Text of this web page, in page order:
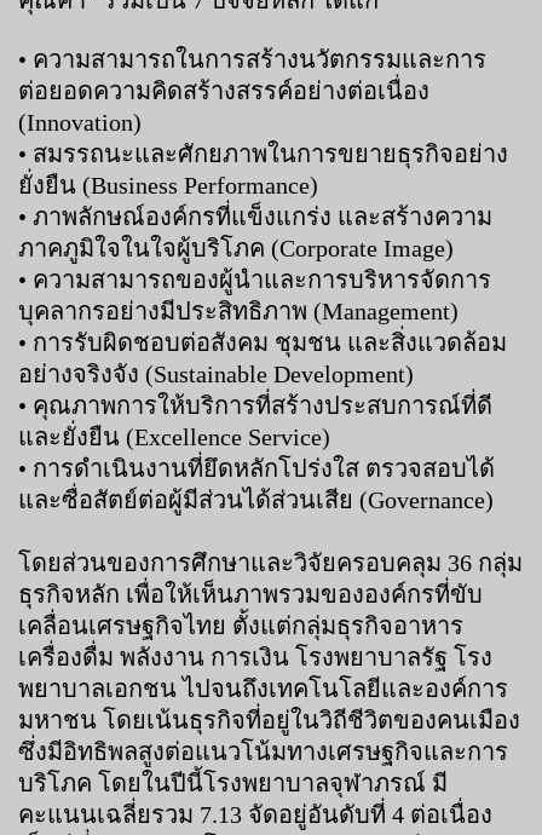
• ความสามารถในการสร้างนวัตกรรมและการ
ต่อยอดความคิดสร้างสรรค์อย่างต่อเนื่อง
(Innovation)
• สมรรถนะและศักยภาพในการขยายธุรกิจอย่าง
ยั่งยืน (Business Performance)
• ภาพลักษณ์องค์กรที่แข็งแกร่ง และสร้างความ
ภาคภูมิใจในใจผู้บริโภค (Corporate Image)
• ความสามารถของผู้นำและการบริหารจัดการ
บุคลากรอย่างมีประสิทธิภาพ (Management)
• การรับผิดชอบต่อสังคม ชุมชน และสิ่งแวดล้อม
อย่างจริงจัง (Sustainable Development)
• คุณภาพการให้บริการที่สร้างประสบการณ์ที่ดี
และยั่งยืน (Excellence Service)
• การดำเนินงานที่ยึดหลักโปร่งใส ตรวจสอบได้
และซื่อสัตย์ต่อผู้มีส่วนได้ส่วนเสีย (Governance)
โดยส่วนของการศึกษาและวิจัยครอบคลุม 36 กลุ่ม
ธุรกิจหลัก เพื่อให้เห็นภาพรวมขององค์กรที่ขับ
เคลื่อนเศรษฐกิจไทย ตั้งแต่กลุ่มธุรกิจอาหาร
เครื่องดื่ม พลังงาน การเงิน โรงพยาบาลรัฐ โรง
พยาบาลเอกชน ไปจนถึงเทคโนโลยีและองค์การ
มหาชน โดยเน้นธุรกิจที่อยู่ในวิถีชีวิตของคนเมือง
ซึ่งมีอิทธิพลสูงต่อแนวโน้มทางเศรษฐกิจและการ
บริโภค โดยในปีนี้โรงพยาบาลจุฬาภรณ์ มี
คะแนนเฉลี่ยรวม 7.13 จัดอยู่อันดับที่ 4 ต่อเนื่อง